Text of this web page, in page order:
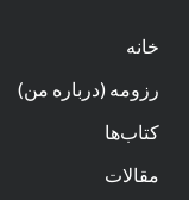
خانه
رزومه (درباره من)
کتاب‌ها
مقالات